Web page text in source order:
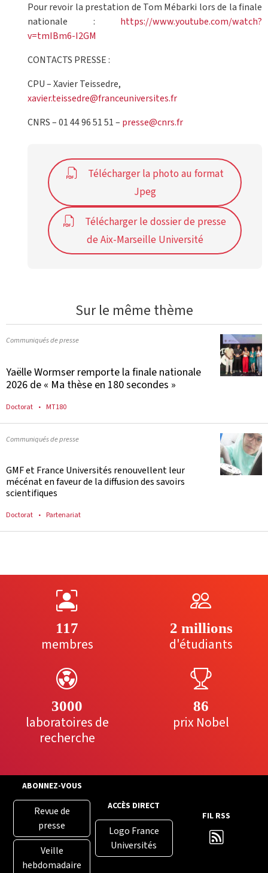
Pour revoir la prestation de Tom Mébarki lors de la finale
nationale : https://www.youtube.com/watch?
v=tmIBm6-I2GM
CONTACTS PRESSE :
CPU – Xavier Teissedre,
xavier.teissedre@franceuniversites.fr
CNRS – 01 44 96 51 51 – presse@cnrs.fr
Télécharger la photo au format
Jpeg
Télécharger le dossier de presse
de Aix-Marseille Université
Sur le même thème
Communiqués de presse
Yaëlle Wormser remporte la finale nationale
2026 de « Ma thèse en 180 secondes »
Doctorat MT180
Communiqués de presse
GMF et France Universités renouvellent leur
mécénat en faveur de la diffusion des savoirs
scientifiques
Doctorat Partenariat
117
membres
2 millions
d'étudiants
3000
laboratoires de
recherche
86
prix Nobel
ABONNEZ-VOUS
Revue de
presse
Veille
hebdomadaire
ACCÈS DIRECT
Logo France
Universités
FIL RSS